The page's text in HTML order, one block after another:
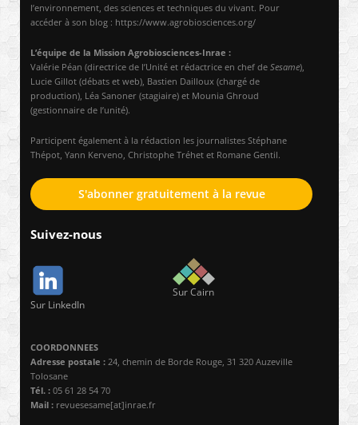
l’environnement, des sciences et techniques du vivant. Pour
accéder à son blog : https://www.agrobiosciences.org/
L’équipe de la Mission Agrobiosciences-Inrae :
Valérie Péan (directrice de l’Unité et rédactrice en chef de Sesame),
Lucie Gillot (débats et web), Bastien Dailloux (chargé de
production), Léa Sanoner (stagiaire) et Mounia Ghroud
(gestionnaire de l’unité).
Participent également à la rédaction les journalistes Stéphane
Thépot, Yann Kerveno, Christophe Tréhet et Romane Gentil.
S'abonner gratuitement à la revue
Suivez-nous
Sur LinkedIn
Sur Cairn
COORDONNEES
Adresse postale : 24, chemin de Borde Rouge, 31 320 Auzeville
Tolosane
Tél. : 05 61 28 54 70
Mail : revuesesame[at]inrae.fr